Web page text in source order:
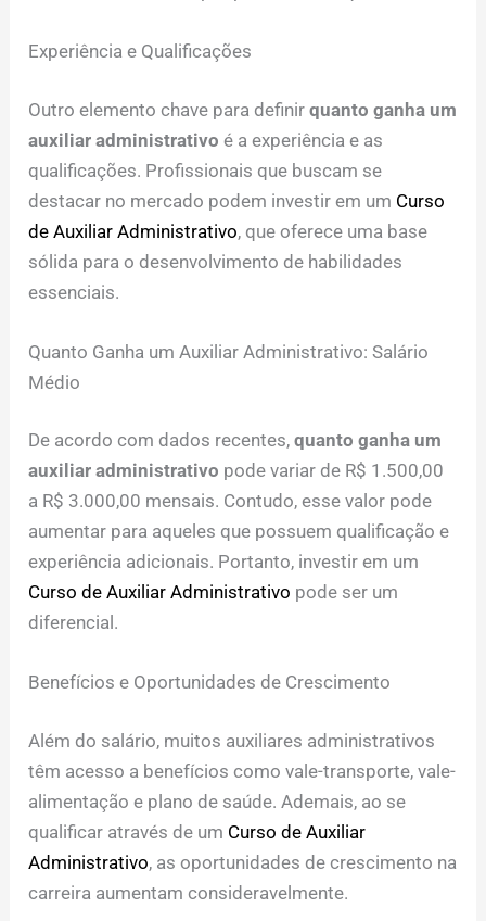
Experiência e Qualificações
Outro elemento chave para definirquanto ganha um
auxiliar administrativo é a experiência e as
qualificações. Profissionais que buscam se
destacar no mercado podem investir em um Curso
de Auxiliar Administrativo, que oferece uma base
sólida para o desenvolvimento de habilidades
essenciais.
Quanto Ganha um Auxiliar Administrativo: Salário
Médio
De acordo com dados recentes,quanto ganha um
auxiliar administrativo pode variar de R$ 1.500,00
a R$ 3.000,00 mensais. Contudo, esse valor pode
aumentar para aqueles que possuem qualificação e
experiência adicionais. Portanto, investir em um
Curso de Auxiliar Administrativo pode ser um
diferencial.
Benefícios e Oportunidades de Crescimento
Além do salário, muitos auxiliares administrativos
têm acesso a benefícios como vale-transporte, vale-
alimentação e plano de saúde. Ademais, ao se
qualificar através de um Curso de Auxiliar
Administrativo, as oportunidades de crescimento na
carreira aumentam consideravelmente.